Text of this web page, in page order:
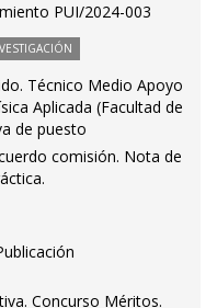
PUI/2024-003
Técnico Medio Apoyo
Aplicada (Facultad de
de puesto
comisión. Nota de
Concurso Méritos.